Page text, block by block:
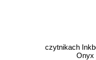
czytnikach
Onyx